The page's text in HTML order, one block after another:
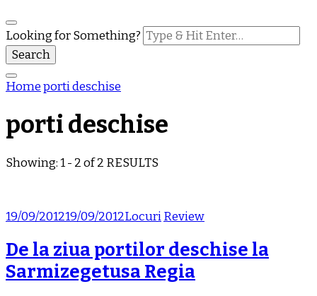
Looking for Something?
Homeporti deschise
porti deschise
Showing: 1 - 2 of 2 RESULTS
19/09/201219/09/2012LocuriReview
De la ziua portilor deschise la
Sarmizegetusa Regia